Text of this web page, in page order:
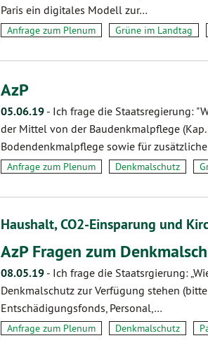
Paris ein digitales Modell zur…
Anfrage zum Plenum Grüne im Landtag
AzP
05.06.19 - Ich frage die Staatsregierung:
der Mittel von der Baudenkmalpflege
Bodendenkmalpflege sowie für
Anfrage zum Plenum Denkmalschutz
Haushalt, CO2-Einsparung und
AzP Fragen zum
08.05.19 - Ich frage die Staatsrgierung:
Denkmalschutz zur Verfügung stehen
Entschädigungsfonds, Personal,…
Anfrage zum Plenum Denkmalschutz